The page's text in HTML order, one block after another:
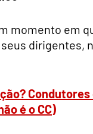
momento em
dirigentes,
é o CC)